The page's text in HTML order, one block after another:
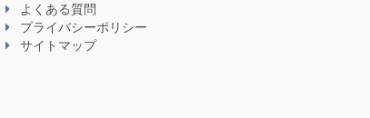
よくある質問
プライバシーポリシー
サイトマップ